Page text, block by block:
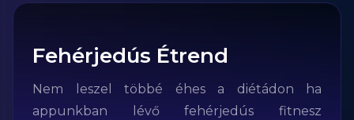
Fehérjedús Étrend
Nem leszel többé éhes a diétádon ha
appunkban lévő fehérjedús fitnesz